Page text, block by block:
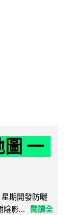
一
期開發防曬
陰影...
閱讀全